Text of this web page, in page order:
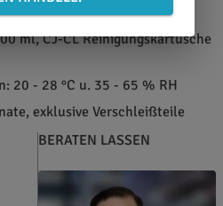
CL
ml, CJ-CL Reinigungskartusche
20 - 28 °C u. 35 - 65 % RH
exklusive Verschleißteile
BERATEN LASSEN